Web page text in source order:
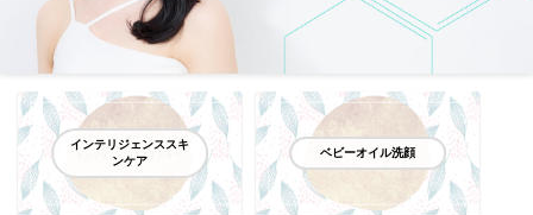
インテリジェンススキ
ンケア
ベビーオイル洗顔